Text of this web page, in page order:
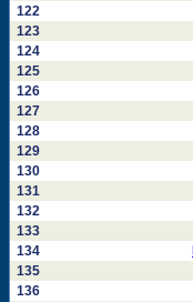
122
123
124
125
126
127
128
129
130
131
132
133
134
135
136